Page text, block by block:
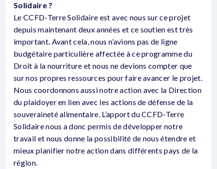
Solidaire ?
Le CCFD-Terre Solidaire est avec nous sur ce projet
depuis maintenant deux années et ce soutien est très
important. Avant cela, nous n’avions pas de ligne
budgétaire particulière affectée à ce programme du
Droit à la nourriture et nous ne devions compter que
sur nos propres ressources pour faire avancer le projet.
Nous coordonnons aussi notre action avec la Direction
du plaidoyer en lien avec les actions de défense de la
souveraineté alimentaire. L’apport du CCFD-Terre
Solidaire nous a donc permis de développer notre
travail et nous donne la possibilité de nous étendre et
mieux planifier notre action dans différents pays de la
région.